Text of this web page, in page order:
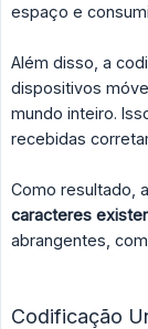
espaço e
Além disso, a
dispositivos
mundo inteiro.
recebidas
Como resultado,
caracteres
abrangentes,
Codificação